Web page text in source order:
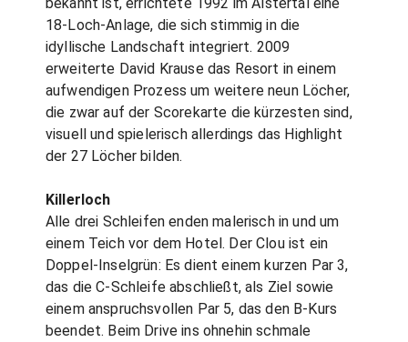
18-Loch-Anlage, die sich stimmig in die
idyllische Landschaft integriert. 2009
erweiterte David Krause das Resort in einem
aufwendigen Prozess um weitere neun Löcher,
die zwar auf der Scorekarte die kürzesten sind,
visuell und spielerisch allerdings das Highlight
der 27 Löcher bilden.
Killerloch
Alle drei Schleifen enden malerisch in und um
einem Teich vor dem Hotel. Der Clou ist ein
Doppel-Inselgrün: Es dient einem kurzen Par 3,
das die C-Schleife abschließt, als Ziel sowie
einem anspruchsvollen Par 5, das den B-Kurs
beendet. Beim Drive ins ohnehin schmale